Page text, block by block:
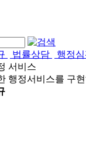
법률상담 행정
서비스
행정서비스를 구